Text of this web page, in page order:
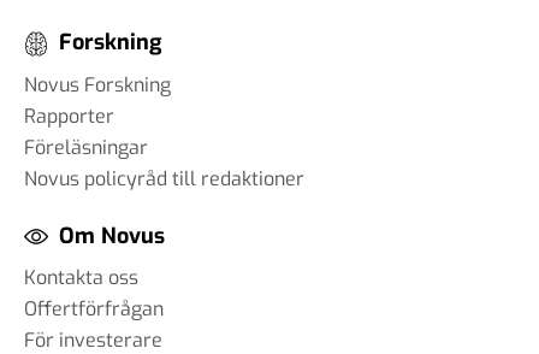
Forskning
Novus Forskning
Rapporter
Föreläsningar
Novus policyråd till redaktioner
Om Novus
Kontakta oss
Offertförfrågan
För investerare